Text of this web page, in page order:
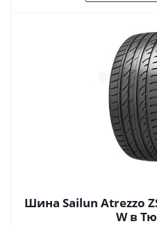
Шина Sailun Atrezzo
W в